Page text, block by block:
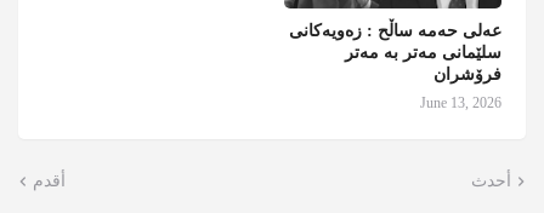
عەلی حەمە ساڵح : زەویەکانی
سلێمانی مەتر بە مەتر
فرۆشران
June 13, 2026
أحدث أقدم